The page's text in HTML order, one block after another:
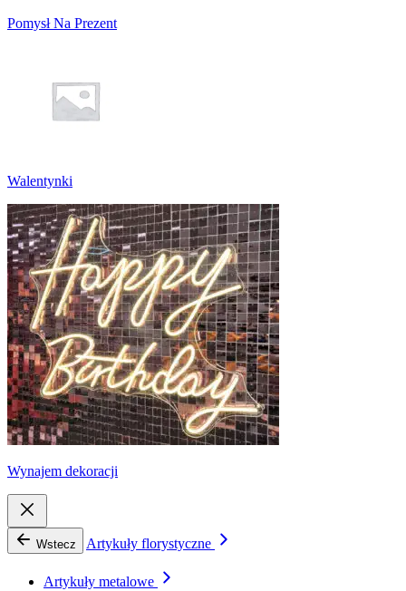
Pomysł Na Prezent
Walentynki
Wynajem dekoracji
Wstecz Artykuły florystyczne
Artykuły metalowe